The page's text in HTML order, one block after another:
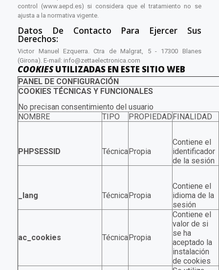
control (www.aepd.es) si considera que el tratamiento no se
ajusta a la normativa vigente.
Datos De Contacto Para Ejercer Sus
Derechos:
Victor Manuel Ezquerra. Ctra de Malgrat, 5 - 17300 Blanes
(Girona). E-mail: info@zettaelectronica.com
COOKIESUTILIZADAS EN ESTE SITIO WEB
PANEL DE CONFIGURACIÓN
COOKIES TÉCNICAS Y FUNCIONALES
No precisan consentimiento del usuario
NOMBRE
TIPO PROPIEDAD FINALIDAD
PHPSESSID Técnica Propia
Contiene el
identificador
de la sesión
_lang Técnica Propia
Contiene el
idioma de la
sesión
ac_cookies Técnica Propia
Contiene el
valor de si
se ha
aceptado la
instalación
de cookies